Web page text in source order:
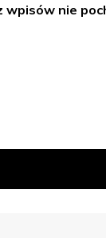
wpisów nie